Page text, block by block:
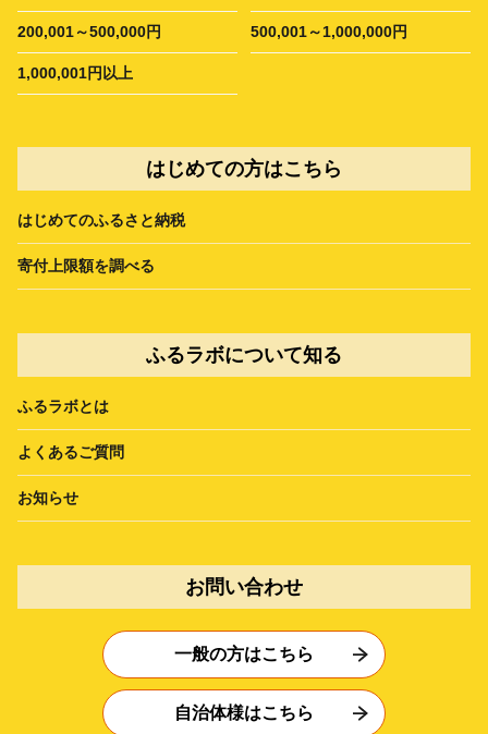
200,001～500,000円 500,001～1,000,000円
1,000,001円以上
はじめての方はこちら
はじめてのふるさと納税
寄付上限額を調べる
ふるラボについて知る
ふるラボとは
よくあるご質問
お知らせ
お問い合わせ
一般の方はこちら
自治体様はこちら